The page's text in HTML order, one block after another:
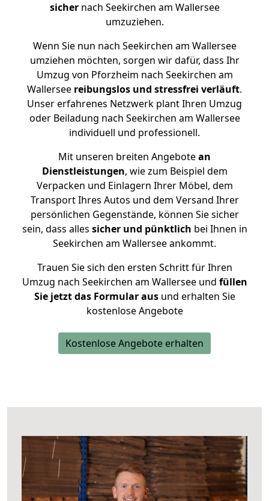
sichernach Seekirchen am Wallersee
umzuziehen.
Wenn Sie nun nach Seekirchen am Wallersee
umziehen möchten, sorgen wir dafür, dass Ihr
Umzug von Pforzheim nach Seekirchen am
Wallersee reibungslos und stressfrei verläuft.
Unser erfahrenes Netzwerk plant Ihren Umzug
oder Beiladung nach Seekirchen am Wallersee
individuell und professionell.
Mit unseren breiten Angebotean
Dienstleistungen, wie zum Beispiel dem
Verpacken und Einlagern Ihrer Möbel, dem
Transport Ihres Autos und dem Versand Ihrer
persönlichen Gegenstände, können Sie sicher
sein, dass alles sicher und pünktlich bei Ihnen in
Seekirchen am Wallersee ankommt.
Trauen Sie sich den ersten Schritt für Ihren
Umzug nach Seekirchen am Wallersee und füllen
Sie jetzt das Formular ausund erhalten Sie
kostenlose Angebote
Kostenlose Angebote erhalten